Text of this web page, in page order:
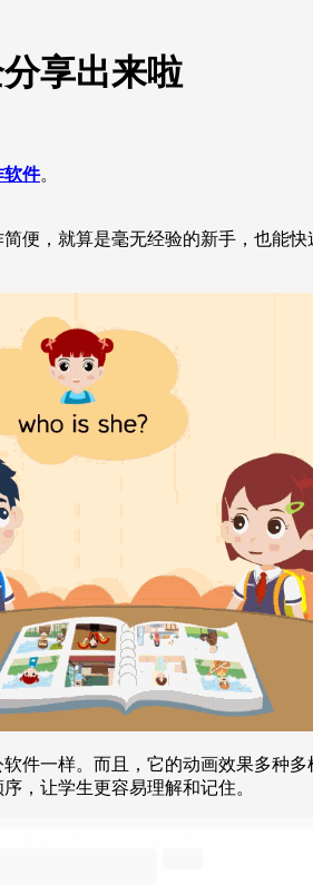
享出来啦
软件。
便，就算是毫无经验的新手，也能
件一样。而且，它的动画效果多种
，让学生更容易理解和记住。